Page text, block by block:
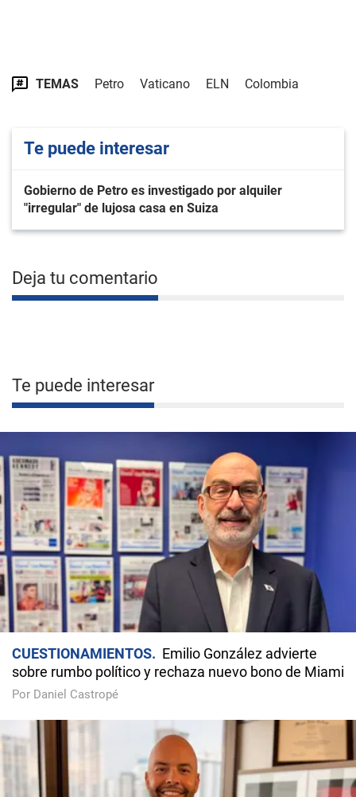
TEMAS Petro Vaticano ELN Colombia
Te puede interesar
Gobierno de Petro es investigado por alquiler
"irregular" de lujosa casa en Suiza
Deja tu comentario
Te puede interesar
CUESTIONAMIENTOS
Emilio González advierte
sobre rumbo político y rechaza nuevo bono de Miami
Por Daniel Castropé